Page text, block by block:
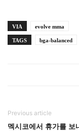
VIA evolve mma
TAGS bga-balanced
Previous article
멕시코에서 휴가를 보